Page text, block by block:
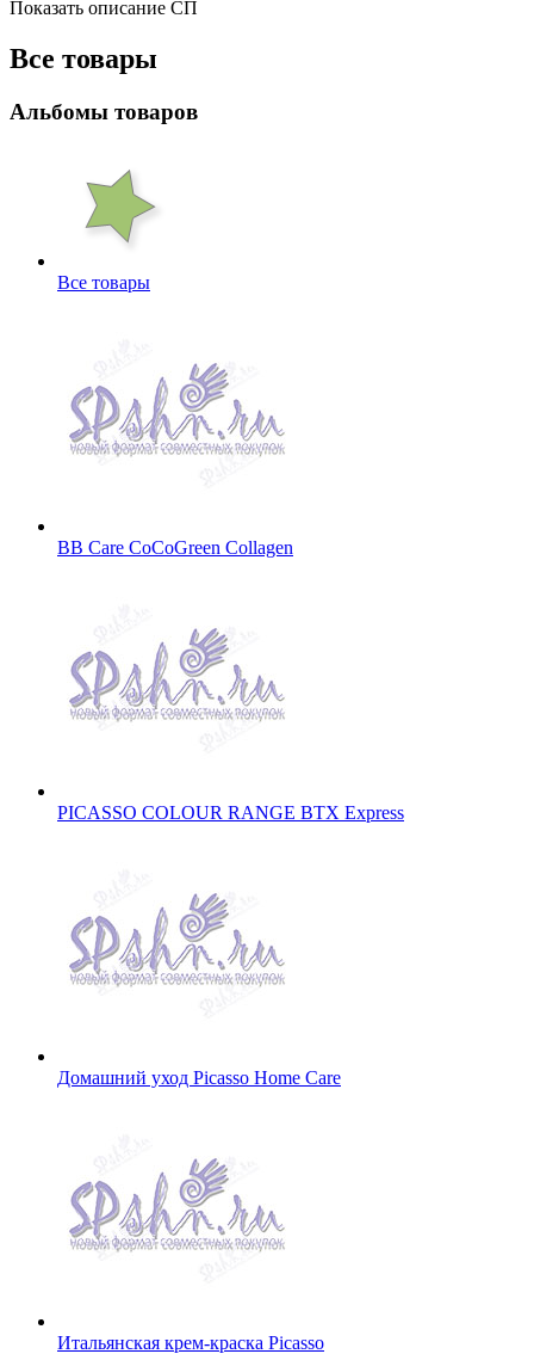
Показать описание СП
Все товары
Альбомы товаров
Все товары
BB Care CoCoGreen Collagen
PICASSO COLOUR RANGE BTX Express
Домашний уход Picasso Home Care
Итальянская крем-краска Picasso